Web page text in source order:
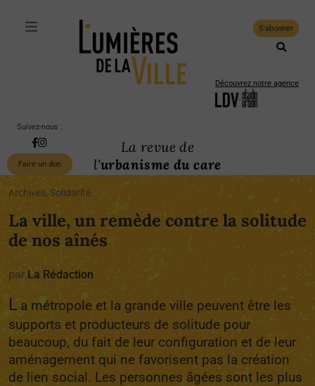
S'abonner
Découvrez notre agence
Suivez-nous :
Faire un don
La revue de
l'urbanisme du care
Archives, Solidarité
La ville, un remède contre la solitude
de nos aînés
par La Rédaction
L a métropole et la grande ville peuvent être les
supports et producteurs de solitude pour
beaucoup, du fait de leur configuration et de leur
aménagement qui ne favorisent pas la création
de lien social. Les personnes âgées sont les plus